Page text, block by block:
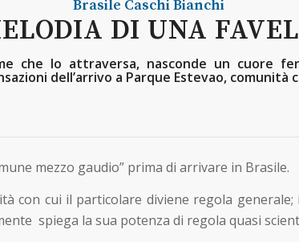
Brasile Caschi Bianchi
DI UNA
che lo attraversa, nasconde un cuore
dell’arrivo a Parque Estevao, comunità
mezzo gaudio” prima di arrivare in Brasile.
con cui il particolare diviene regola
spiega la sua potenza di regola quasi